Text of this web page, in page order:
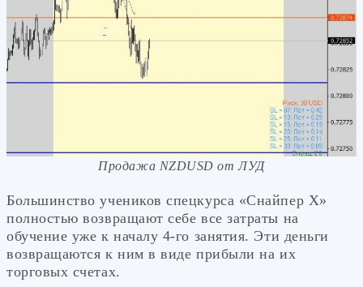
Продажа NZDUSD от ЛУД
Большинство учеников спецкурса «Снайпер Х»
полностью возвращают себе все затраты на
обучение уже к началу 4-го занятия. Эти деньги
возвращаются к ним в виде прибыли на их
торговых счетах.